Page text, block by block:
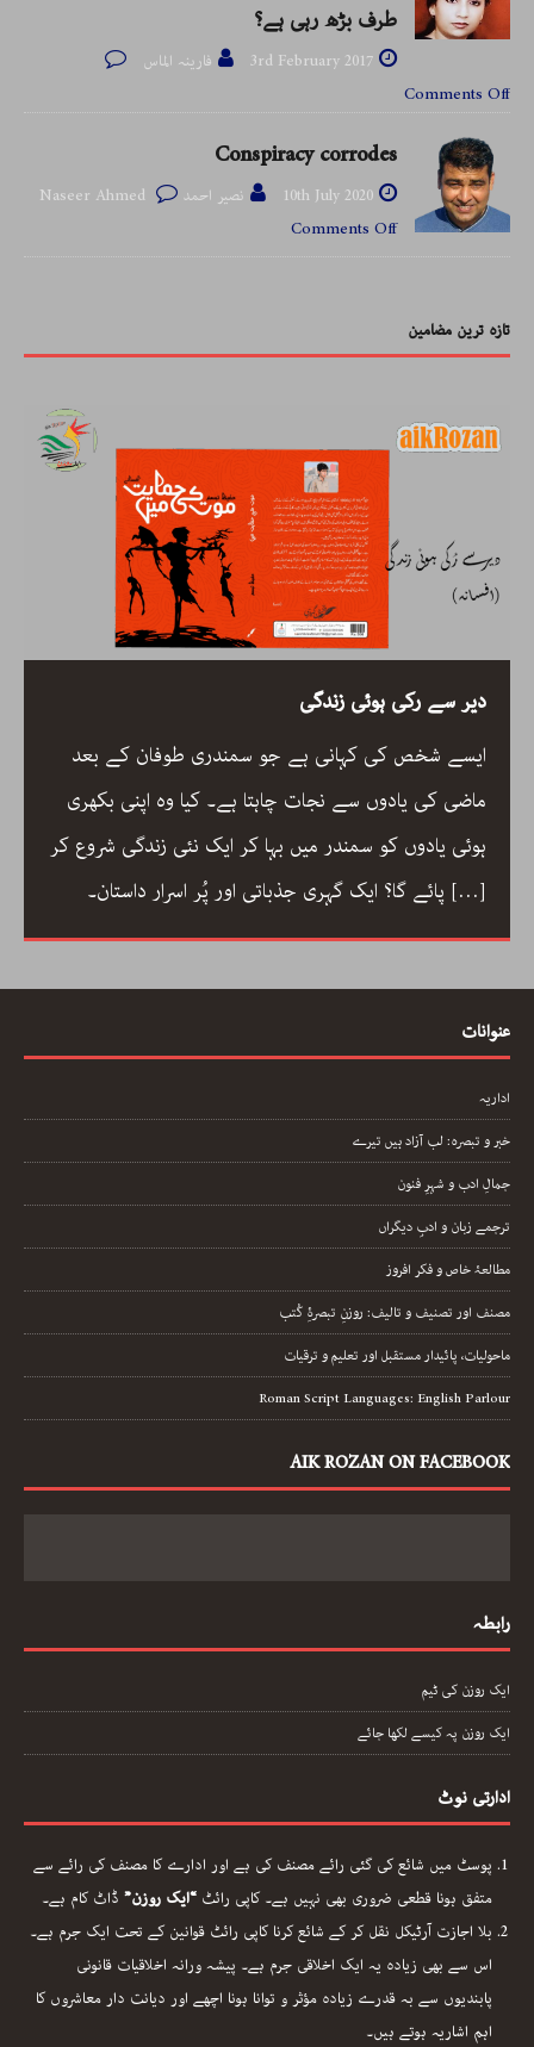
طرف بڑھ رہی ہے؟
3rd February 2017
فارینہ الماس
Comments Off
Conspiracy corrodes
10th July 2020
نصیر احمد Naseer Ahmed
Comments Off
تازہ ترین مضامین
ایسے شخص کی کہانی ہے جو
ماضی کی یادوں سے نجات
ہوئی یادوں کو سمندر میں
پائے گا؟ ایک گہری جذباتی اور پُر اسرار داستان۔[…]
بصری شاعری، نیّر مسعود کا
ایرانی شعری روایت کے
ڈاکٹر ارسلان راٹھور کے اس
اور تخلیق کے اسباب پر
عنوانات
اداریہ
خبر و تبصرہ: لب آزاد ہیں تیرے
جمالِ ادب و شہرِ فنون
ترجمے زبان و ادبِ دیگراں
مطالعۂ خاص و فکر افروز
مصنف اور تصنیف و تالیف: روزنِ تبصرۂِ کُتب
ماحولیات، پائیدار مستقبل اور تعلیم و ترقیات
Roman Script Languages: English Parlour
AIK ROZAN ON FACEBOOK
رابطہ
ایک روزن کی ٹیم
ایک روزن پہ کیسے لکھا جائے
ادارتی نوٹ
پوسٹ میں شائع کی گئی رائے مصنف کی ہے اور ادارے کا مصنف کی رائے سے
متفق ہونا قطعی ضروری بھی نہیں ہے۔ کاپی رائٹ “ایک روزن” ڈاٹ کام ہے۔
بلا اجازت آرٹیکل نقل کر کے شائع کرنا کاپی رائٹ قوانین کے تحت ایک جرم ہے۔
اس سے بھی زیادہ یہ ایک اخلاقی جرم ہے۔ پیشہ ورانہ اخلاقیات قانونی
پابندیوں سے بہ قدرے زیادہ مؤثر و توانا ہونا اچھے اور دیانت دار معاشروں کا
اہم اشاریہ ہوتے ہیں۔